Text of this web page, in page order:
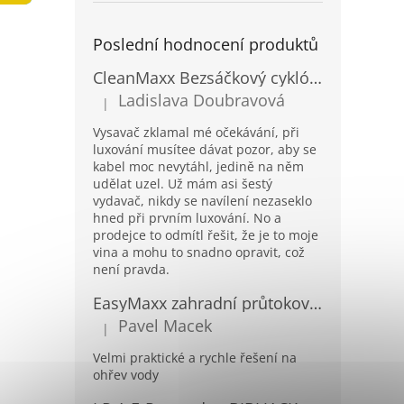
Poslední hodnocení produktů
CleanMaxx Bezsáčkový cyklónový podlahový vysavač BCV-19133
Hodnocení produktu je 2 z 5 hvězdiček.
| Ladislava Doubravová
Vysavač zklamal mé očekávání, při
luxování musítee dávat pozor, aby se
kabel moc nevytáhl, jedině na něm
udělat uzel. Už mám asi šestý
vydavač, nikdy se navílení nezaseklo
hned při prvním luxování. No a
prodejce to odmítl řešit, že je to moje
vina a mohu to snadno opravit, což
není pravda.
EasyMaxx zahradní průtokový ohřívač vody 04900
Hodnocení produktu je 5 z 5 hvězdiček.
| Pavel Macek
Velmi praktické a rychle řešení na
ohřev vody